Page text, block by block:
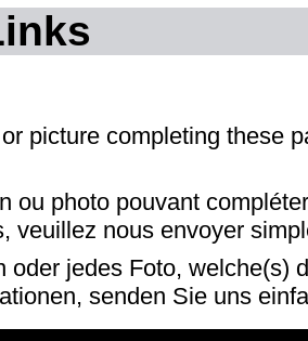
picture completing these
ou photo pouvant
veuillez nous envoyer
oder jedes Foto, welche(s)
senden Sie uns